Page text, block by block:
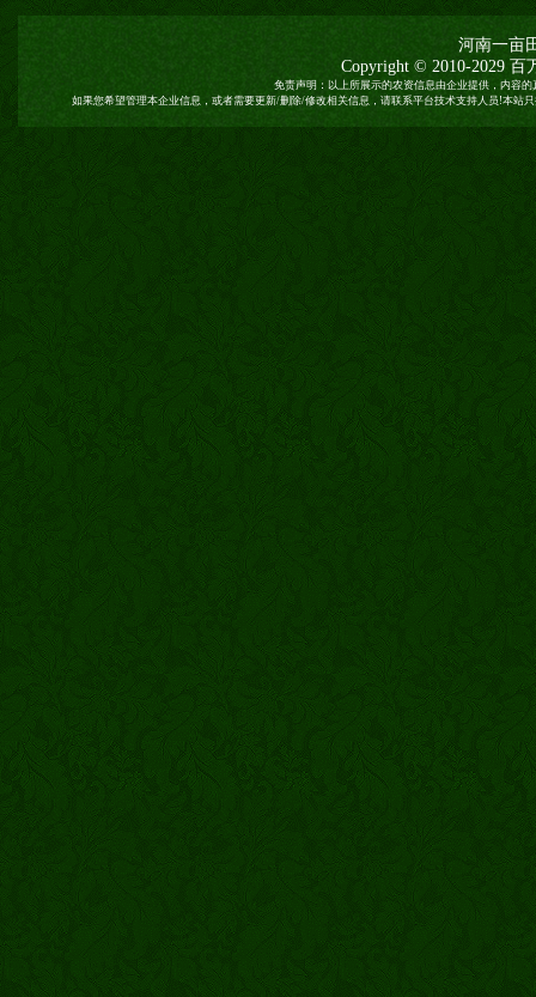
河南一亩
Copyright © 2010-2029 百
免责声明：以上所展示的农资信息由企业提供，内容
如果您希望管理本企业信息，或者需要更新/删除/修改相关信息，请联系平台技术支持人员!本站